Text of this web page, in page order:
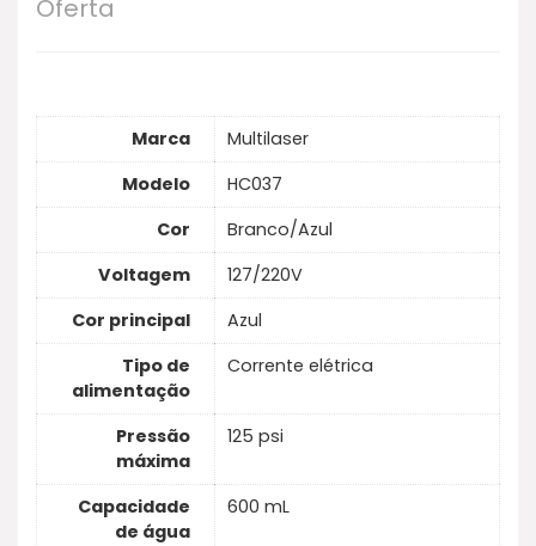
especializados para diversas necessidades
pressão ajustáveis e é Bivolt.
Oferta
Marca
Multilaser
Modelo
HC037
Cor
Branco/Azul
Voltagem
127/220V
Cor principal
Azul
Tipo de
alimentação
Corrente elétrica
Pressão
máxima
125 psi
Capacidade
de água
600 mL